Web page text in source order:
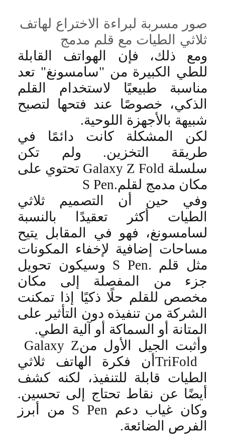
صور مسربة لبراءة الاختراع لهاتف
ثلاثي الطيات مع قلم مدمج
ومع ذلك، فإن الهواتف القابلة
للطي الكبيرة من "سامسونغ" تعد
مناسبة طبيعيًا لاستخدام القلم
الذكي، خصوصًا عند فتحها لتصبح
شبيهة بالأجهزة اللوحية.
لكن المشكلة كانت دائمًا في
طريقة التخزين. ولم تكن
سلسلة Galaxy Z Fold تحتوي على
مكان مدمج لقلمS Pen.
وفي حين أن التصميم ثلاثي
الطيات أكثر تعقيدًا بالنسبة
لسامسونغ، فهو في المقابل يتيح
مساحات إضافية لإخفاء المكونات
مثل قلم S Pen. وسيكون تحويل
جزء من المفصلة إلى مكان
مخصص للقلم حلًا ذكيًا إذا تمكنت
الشركة من تنفيذه دون التأثير على
المتانة أو السماكة أو آلية الطي.
وأثبت الجيل الأول منGalaxy Z
TriFold أن فكرة الهاتف ثلاثي
الطيات قابلة للتنفيذ، لكنه كشف
أيضًا عن نقاط تحتاج إلى تحسين.
وكان غياب دعم S Pen من أبرز
الفرص الضائعة.